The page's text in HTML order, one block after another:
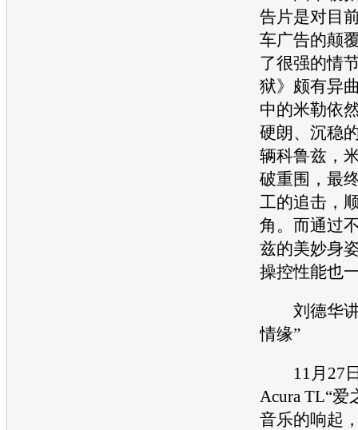
告片是对目
车广告的颠
了很强的情
狱》颇有异
中的米勒依
硬朗、沉稳
辆科鲁兹 ，
破重围，最
工的追击，
角。而通过
兹的美妙身
操控性能也
刘德华讲
情缘”
11月27日
Acura TL“爱
音乐的响起